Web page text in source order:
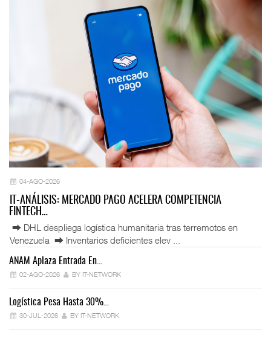
04-AGO-2026
IT-ANÁLISIS: MERCADO PAGO ACELERA COMPETENCIA
FINTECH…
⮕ DHL despliega logística humanitaria tras terremotos en
Venezuela ⮕ Inventarios deficientes elev ...
ANAM Aplaza Entrada En…
02-AGO-2026 BY IT-NETWORK
Logística Pesa Hasta 30%…
30-JUL-2026 BY IT-NETWORK